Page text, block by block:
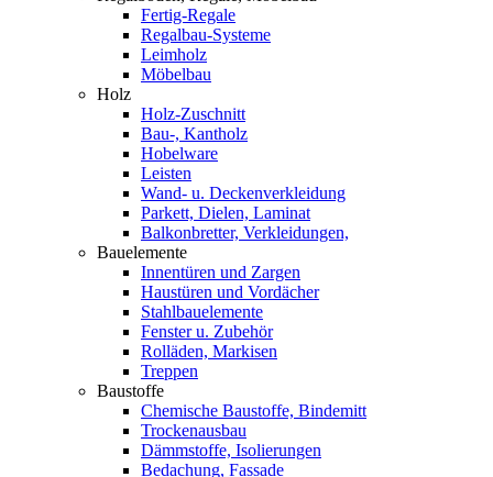
Fertig-Regale
Regalbau-Systeme
Leimholz
Möbelbau
Holz
Holz-Zuschnitt
Bau-, Kantholz
Hobelware
Leisten
Wand- u. Deckenverkleidung
Parkett, Dielen, Laminat
Balkonbretter, Verkleidungen,
Bauelemente
Innentüren und Zargen
Haustüren und Vordächer
Stahlbauelemente
Fenster u. Zubehör
Rolläden, Markisen
Treppen
Baustoffe
Chemische Baustoffe, Bindemitt
Trockenausbau
Dämmstoffe, Isolierungen
Bedachung, Fassade